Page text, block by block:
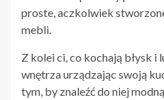
proste, aczkolwiek
mebli.
Z kolei ci, co kochają błysk i
wnętrza urządzając swoją
tym, by znaleźć do niej